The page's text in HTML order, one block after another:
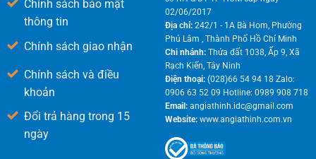
Chính sách bảo mật
thông tin
Chính sách giao nhận
Chính sách và điều
khoản
Đổi trả hàng trong 15
ngày
02/06/2017
Địa chỉ:242/1 - 1A Bà Hom, Phường
Phú Lâm , Thành Phố Hồ Chí Minh
Chi nhánh: Thửa đất 1038, Ấp 9, Xã
Rạch Kiến, Tây Ninh
Điện thoại:(028)66 54 94 18 Zalo:
0906 63 52 09 Hotline: 0989 908 718
Email:angiathinh.idc@gmail.com
Website:www.angiathinh.com.vn